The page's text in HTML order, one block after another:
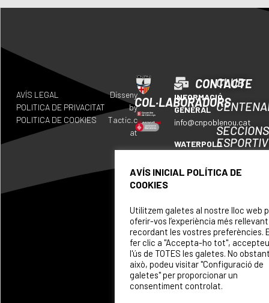
COL·LABORADORS
CONTACTE
INFORMACIÓ
GENERAL
info@cnpoblenou.cat
WATERPOLO
RUGBY
NATACIÓ
ARTÍSTICA
CLUB
SECCIONS
AVÍS LEGAL
POLITICA DE PRIVACITAT
POLITICA DE COOKIES
Disseny
by
Tactic.c
at
AVÍS INICIAL POLÍTICA DE
COOKIES
Utilitzem galetes al nostre lloc web
oferir-vos l’experiència més rellevant
recordant les vostres preferències.
fer clic a "Accepta-ho tot", accepteu
l'ús de TOTES les galetes. No
això, podeu visitar "Configuració de
galetes" per proporcionar un
consentiment controlat.